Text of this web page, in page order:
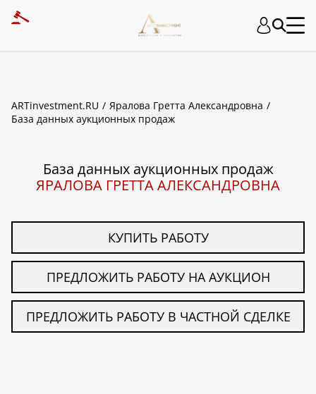
ARTinvestment.RU
Яралова Гретта Александровна
База данных аукционных продаж
База данных аукционных продаж
ЯРАЛОВА ГРЕТТА АЛЕКСАНДРОВНА
КУПИТЬ РАБОТУ
ПРЕДЛОЖИТЬ РАБОТУ НА АУКЦИОН
ПРЕДЛОЖИТЬ РАБОТУ В ЧАСТНОЙ СДЕЛКЕ